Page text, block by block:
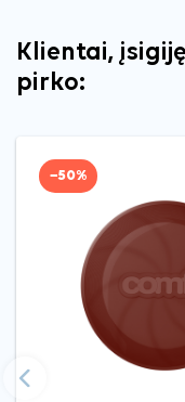
Klientai,
pirko:
−50%
Ankstesnis